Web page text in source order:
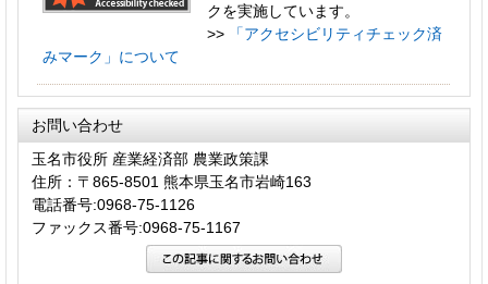
クを実施しています。
>>
「アクセシビリティチェック済
みマーク」について
お問い合わせ
玉名市役所 産業経済部 農業政策課
住所：〒865-8501 熊本県玉名市岩崎163
電話番号:0968-75-1126
ファックス番号:0968-75-1167